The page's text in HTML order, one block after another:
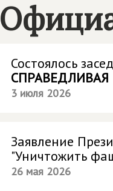
Состоялось
СПРАВЕДЛИВАЯ
3 июля 2026
Заявление
"Уничтожить
26 мая 2026